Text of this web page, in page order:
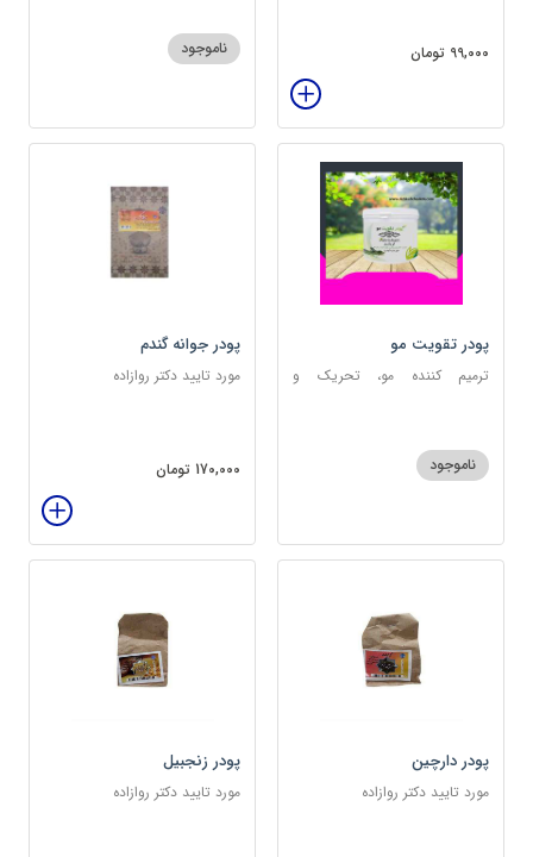
99,000 تومان ناموجود
پودر تقویت مو
ترمیم کننده مو، تحریک و
ناموجود
پودر جوانه گندم
مورد تایید دکتر روازاده
170,000 تومان
پودر دارچین
مورد تایید دکتر روازاده
پودر زنجبیل
مورد تایید دکتر روازاده